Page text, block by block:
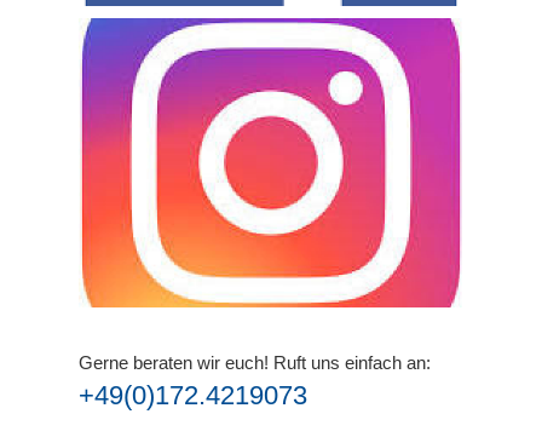
Gerne beraten wir euch! Ruft uns einfach an:
+49(0)172.4219073